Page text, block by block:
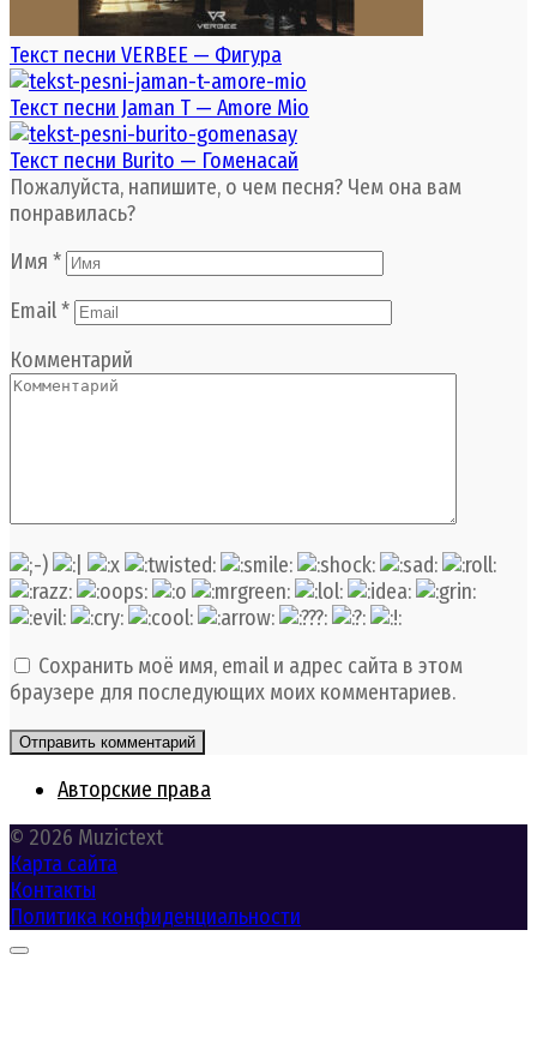
Текст песни VERBEE — Фигура
Текст песни Jaman T — Amore Mio
Текст песни Burito — Гоменасай
Пожалуйста, напишите, о чем песня? Чем она вам
понравилась?
Имя *
Email*
Комментарий
Сохранить моё имя, email и адрес сайта в этом
браузере для последующих моих комментариев.
Авторские права
© 2026 Muzictext
Карта сайта
Контакты
Политика конфиденциальности